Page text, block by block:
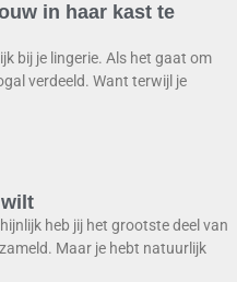
in haar kast te
bij je lingerie. Als het gaat om
verdeeld. Want terwijl je
heb jij het grootste deel van
Maar je hebt natuurlijk